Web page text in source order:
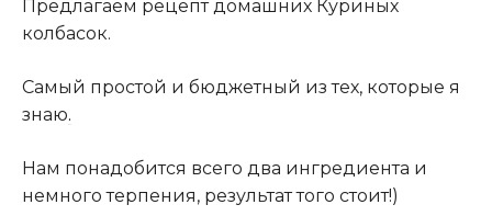
Предлагаем рецепт домашних Куриных
колбасок.
Самый простой и бюджетный из тех, которые я
знаю.
Нам понадобится всего два ингредиента и
немного терпения, результат того стоит!)